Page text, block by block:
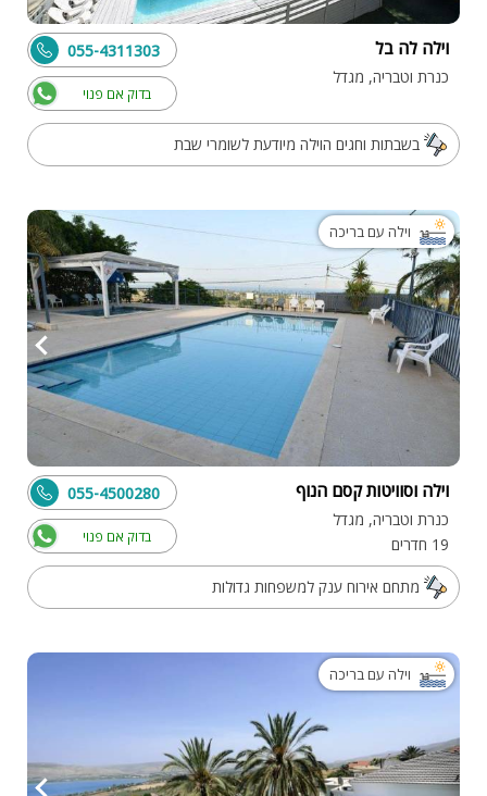
וילה לה בל
כנרת וטבריה, מגדל
בדוק אם פנוי
055-4311303
בשבתות וחגים הוילה מיודעת לשומרי שבת
וילה עם בריכה
וילה וסוויטות קסם הנוף
כנרת וטבריה, מגדל
19 חדרים
בדוק אם פנוי
055-4500280
מתחם אירוח ענק למשפחות גדולות
וילה עם בריכה